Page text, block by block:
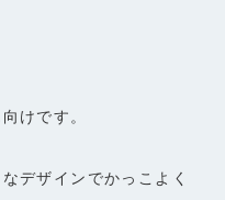
けです。
ザインでかっこよく